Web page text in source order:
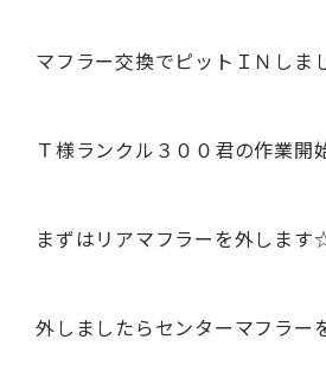
マフラー交換でピットＩＮしま
Ｔ様ランクル３００君の作業開
まずはリアマフラーを外します
外しましたらセンターマフラー